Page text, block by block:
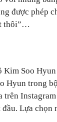
được phép
thôi”…
Soo
Hyun trong
trên
Lựa chọn